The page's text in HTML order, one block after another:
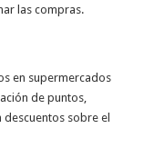
las compras.
en supermercados
de puntos,
sobre el